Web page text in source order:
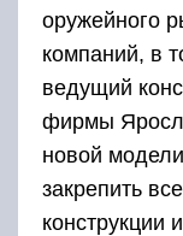
оружейного
компаний, в
ведущий
фирмы
новой
закрепить
конструкции